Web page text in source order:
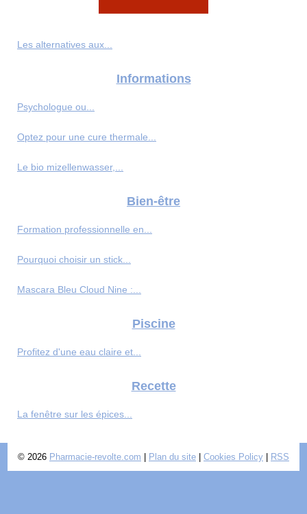
Les alternatives aux...
Informations
Psychologue ou...
Optez pour une cure thermale...
Le bio mizellenwasser,...
Bien-être
Formation professionnelle en...
Pourquoi choisir un stick...
Mascara Bleu Cloud Nine :...
Piscine
Profitez d'une eau claire et...
Recette
La fenêtre sur les épices...
© 2026 Pharmacie-revolte.com Plan du site Cookies Policy RSS